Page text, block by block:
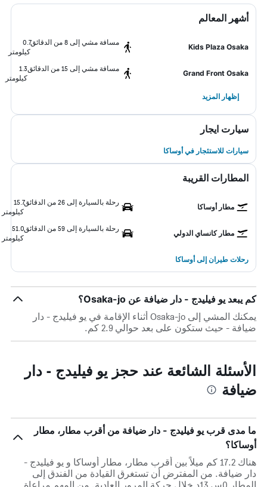
أشهر المعالم
Kids Plaza Osaka
مسافة مشي إلى 8 من الدقائق
0.7
كيلومتر
Grand Front Osaka
مسافة مشي إلى 15 من الدقائق
1.3
كيلومتر
إظهار المزيد
سيارت ايجار
سيارات للاستئجار في أوساكا
المطارات القريبة
مطار أوساكا
رحلة بالسيارة إلى 26 من الدقائق
15.7
كيلومتر
مطار كانساي الدولي
رحلة بالسيارة إلى 59 من الدقائق
51.0
كيلومتر
رحلات طيران إلى أوساكا
كم يبعد يو فيليدج - دار ضيافة عن Osaka-jo؟
يمكنك المشي إلى Osaka-jo أثناء الإقامة في يو فيليدج - دار
ضيافة - حيث ستكون على بعد حوالي 2.9 كم.
الأسئلة الشائعة عند حجز يو فيليدج - دار
ضيافة
ما مدى قرب يو فيليدج - دار ضيافة من أقرب مطار، مطار
أوساكا؟
هناك 17.2 كم ميلاً بين أقرب مطار، مطار أوساكا و يو فيليدج -
دار ضيافة. من المفترض أن تستغرق القيادة من الفندق إلى